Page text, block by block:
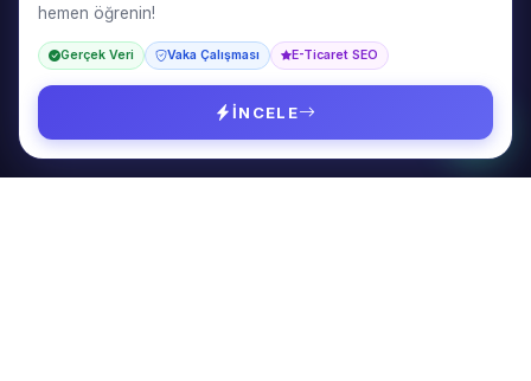
HIZMETLER
SEO & GEO Danışmanlığı
İçerik Pazarlama
Web Tasarım
hemen öğrenin!
Gerçek Veri Vaka Çalışması E-Ticaret SEO
İNCELE